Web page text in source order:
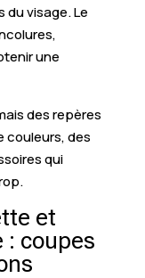
du visage. Le
une
des repères
couleurs, des
qui
et
: coupes